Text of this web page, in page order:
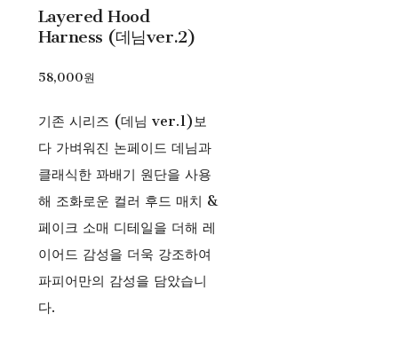
Layered Hood
Harness (데님ver.2)
58,000원
기존 시리즈 (데님 ver.1)보
다 가벼워진 논페이드 데님과
클래식한 꽈배기 원단을 사용
해 조화로운 컬러 후드 매치 &
페이크 소매 디테일을 더해 레
이어드 감성을 더욱 강조하여
파피어만의 감성을 담았습니
다.